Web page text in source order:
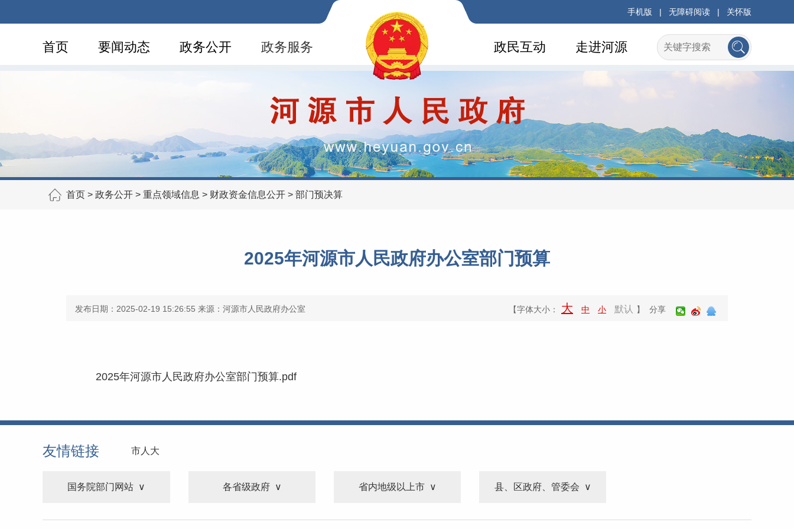
手机版 | 无障碍阅读 | 关怀版
首页 要闻动态 政务公开 政务服务 走进河源
政民互动
首页 > 政务公开 > 重点领域信息 > 财政资金信息公开 > 部门预决算
2025年河源市人民政府办公室部门预算
发布日期：2025-02-19 15:26:55 来源：河源市人民政府办公室 【字体大小： 大 中 小 默认 】 分享
2025年河源市人民政府办公室部门预算.pdf
友情链接 市人大
国务院部门网站 各省级政府 省内地级以上市 县、区政府、管委会